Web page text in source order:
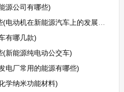
源公司有哪些)
在新能源汽车上的发展与方向论文)
有哪几款)
(新能源纯电动公交车)
电厂常用的能源有哪些)
学纳米功能材料)